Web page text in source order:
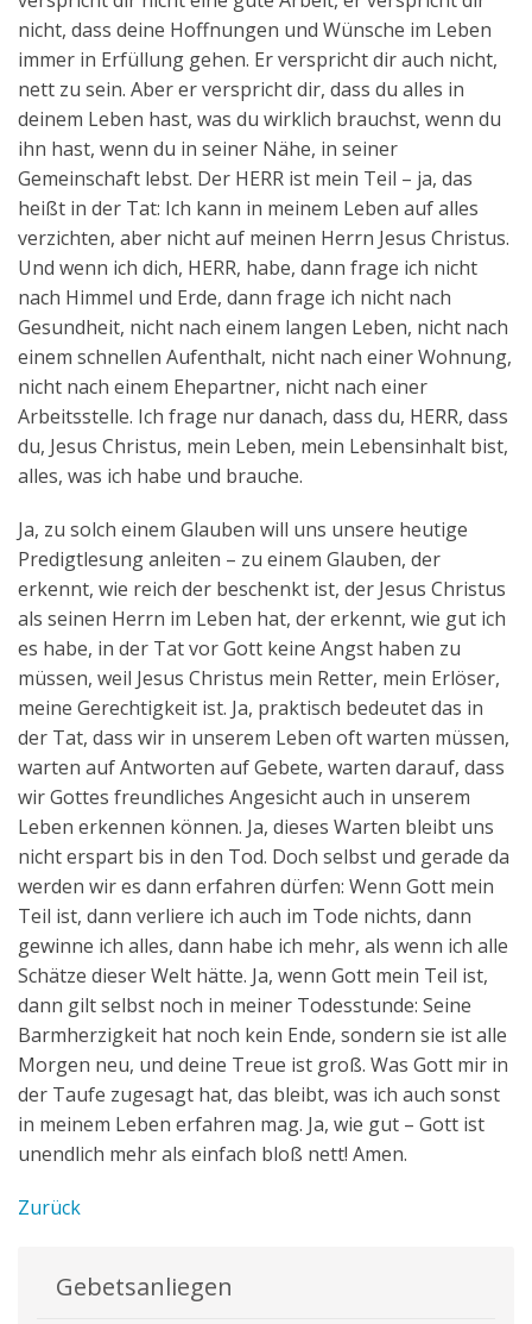
nicht, dass deine Hoffnungen und Wünsche im Leben
immer in Erfüllung gehen. Er verspricht dir auch nicht,
nett zu sein. Aber er verspricht dir, dass du alles in
deinem Leben hast, was du wirklich brauchst, wenn du
ihn hast, wenn du in seiner Nähe, in seiner
Gemeinschaft lebst. Der HERR ist mein Teil – ja, das
heißt in der Tat: Ich kann in meinem Leben auf alles
verzichten, aber nicht auf meinen Herrn Jesus Christus.
Und wenn ich dich, HERR, habe, dann frage ich nicht
nach Himmel und Erde, dann frage ich nicht nach
Gesundheit, nicht nach einem langen Leben, nicht nach
einem schnellen Aufenthalt, nicht nach einer Wohnung,
nicht nach einem Ehepartner, nicht nach einer
Arbeitsstelle. Ich frage nur danach, dass du, HERR, dass
du, Jesus Christus, mein Leben, mein Lebensinhalt bist,
alles, was ich habe und brauche.
Ja, zu solch einem Glauben will uns unsere heutige
Predigtlesung anleiten – zu einem Glauben, der
erkennt, wie reich der beschenkt ist, der Jesus Christus
als seinen Herrn im Leben hat, der erkennt, wie gut ich
es habe, in der Tat vor Gott keine Angst haben zu
müssen, weil Jesus Christus mein Retter, mein Erlöser,
meine Gerechtigkeit ist. Ja, praktisch bedeutet das in
der Tat, dass wir in unserem Leben oft warten müssen,
warten auf Antworten auf Gebete, warten darauf, dass
wir Gottes freundliches Angesicht auch in unserem
Leben erkennen können. Ja, dieses Warten bleibt uns
nicht erspart bis in den Tod. Doch selbst und gerade da
werden wir es dann erfahren dürfen: Wenn Gott mein
Teil ist, dann verliere ich auch im Tode nichts, dann
gewinne ich alles, dann habe ich mehr, als wenn ich alle
Schätze dieser Welt hätte. Ja, wenn Gott mein Teil ist,
dann gilt selbst noch in meiner Todesstunde: Seine
Barmherzigkeit hat noch kein Ende, sondern sie ist alle
Morgen neu, und deine Treue ist groß. Was Gott mir in
der Taufe zugesagt hat, das bleibt, was ich auch sonst
in meinem Leben erfahren mag. Ja, wie gut – Gott ist
unendlich mehr als einfach bloß nett! Amen.
Zurück
Gebetsanliegen